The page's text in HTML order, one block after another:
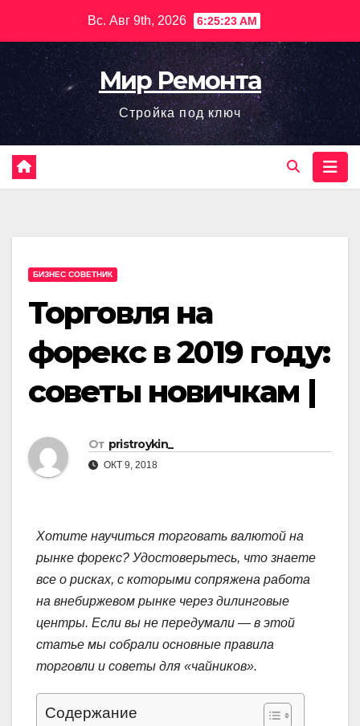
содержимому
Вс. Авг 9th, 2026 6:25:24 AM
Мир Ремонта
Стройка под ключ
БИЗНЕС СОВЕТНИК
Торговля на
форекс в 2019 году:
советы новичкам |
От pristroykin_
ОКТ 9, 2018
Хотите научиться торговать валютой на
рынке форекс? Удостоверьтесь, что знаете
все о рисках, с которыми сопряжена работа
на внебиржевом рынке через дилинговые
центры. Если вы не передумали — в этой
статье мы собрали основные правила
торговли и советы для «чайников».
Содержание